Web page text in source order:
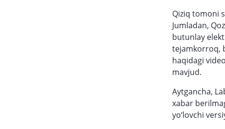
Qiziq tomoni
Jumladan,
butunlay
tejamkorroq,
haqidagi
mavjud.
Aytgancha,
xabar
yo‘lovchi